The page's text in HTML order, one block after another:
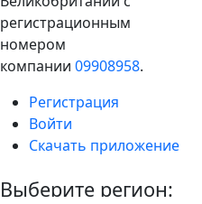
регистрационным
номером
компании 09908958.
Регистрация
Войти
Скачать приложение
Выберите регион: